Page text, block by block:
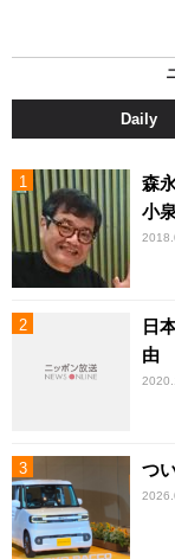
Daily
森
小
日
由
つ